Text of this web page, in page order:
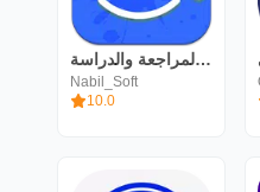
تنظيم المراجعة والدراسة
Nabil_Soft
10.0